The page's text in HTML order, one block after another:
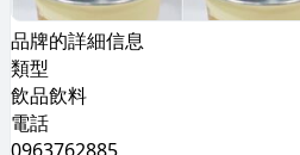
品牌的詳細信息
類型
飲品飲料
電話